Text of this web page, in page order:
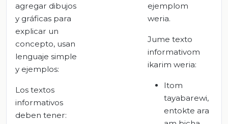
agregar dibujos
y gráficas para
explicar un
concepto, usan
lenguaje simple
y ejemplos:
Los textos
informativos
deben tener:
ejemplom
weria.
Jume texto
informativom
ikarim weria:
Itom
tayabarewi,
entokte ara